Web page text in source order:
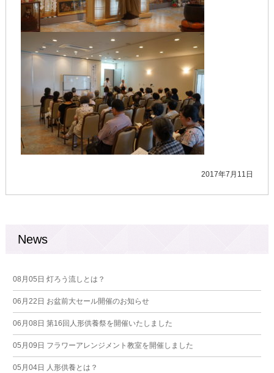
2017年7月11日
News
08月05日 灯ろう流しとは？
06月22日 お盆前大セール開催のお知らせ
06月08日 第16回人形供養祭を開催いたしました
05月09日 フラワーアレンジメント教室を開催しました
05月04日 人形供養とは？